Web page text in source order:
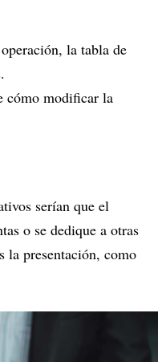
la tabla de
cómo modificar la
serían que el
o se dedique a otras
la presentación, como